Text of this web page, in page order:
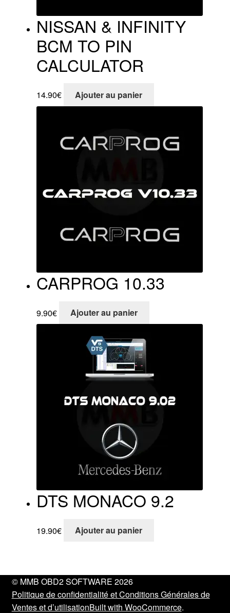
NISSAN & INFINITY
BCM TO PIN
CALCULATOR
14.90€ Ajouter au panier
CARPROG 10.33
9.90€ Ajouter au panier
DTS MONACO 9.2
19.90€ Ajouter au panier
© MMB OBD2 SOFTWARE 2026
Politique de confidentialité et Conditions Générales de
Ventes et d’utilisationBuilt with WooCommerce.